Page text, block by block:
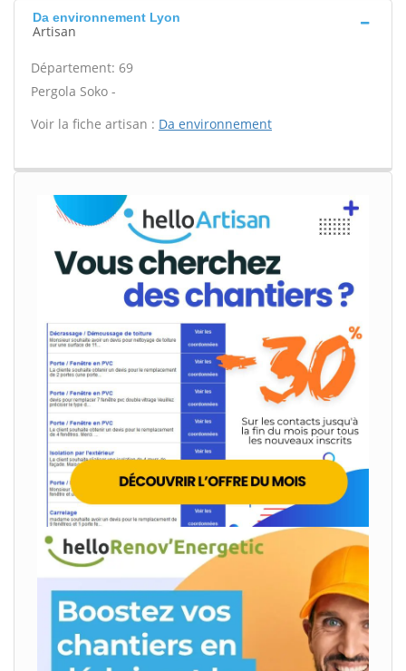
Da environnement Lyon
Artisan
Département: 69
Pergola Soko -
Voir la fiche artisan : Da environnement